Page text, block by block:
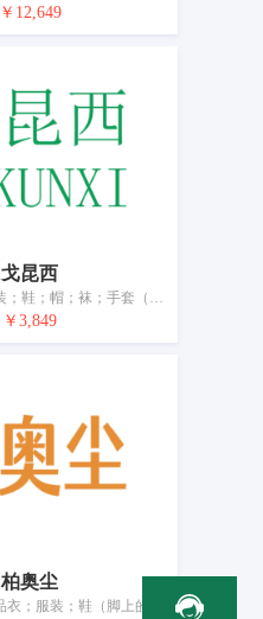
￥12,649
戈昆西
内衣；童装；服装；鞋；帽；袜；手套（服装）；围巾；领带；皮带（服饰用）
￥3,849
柏奥尘